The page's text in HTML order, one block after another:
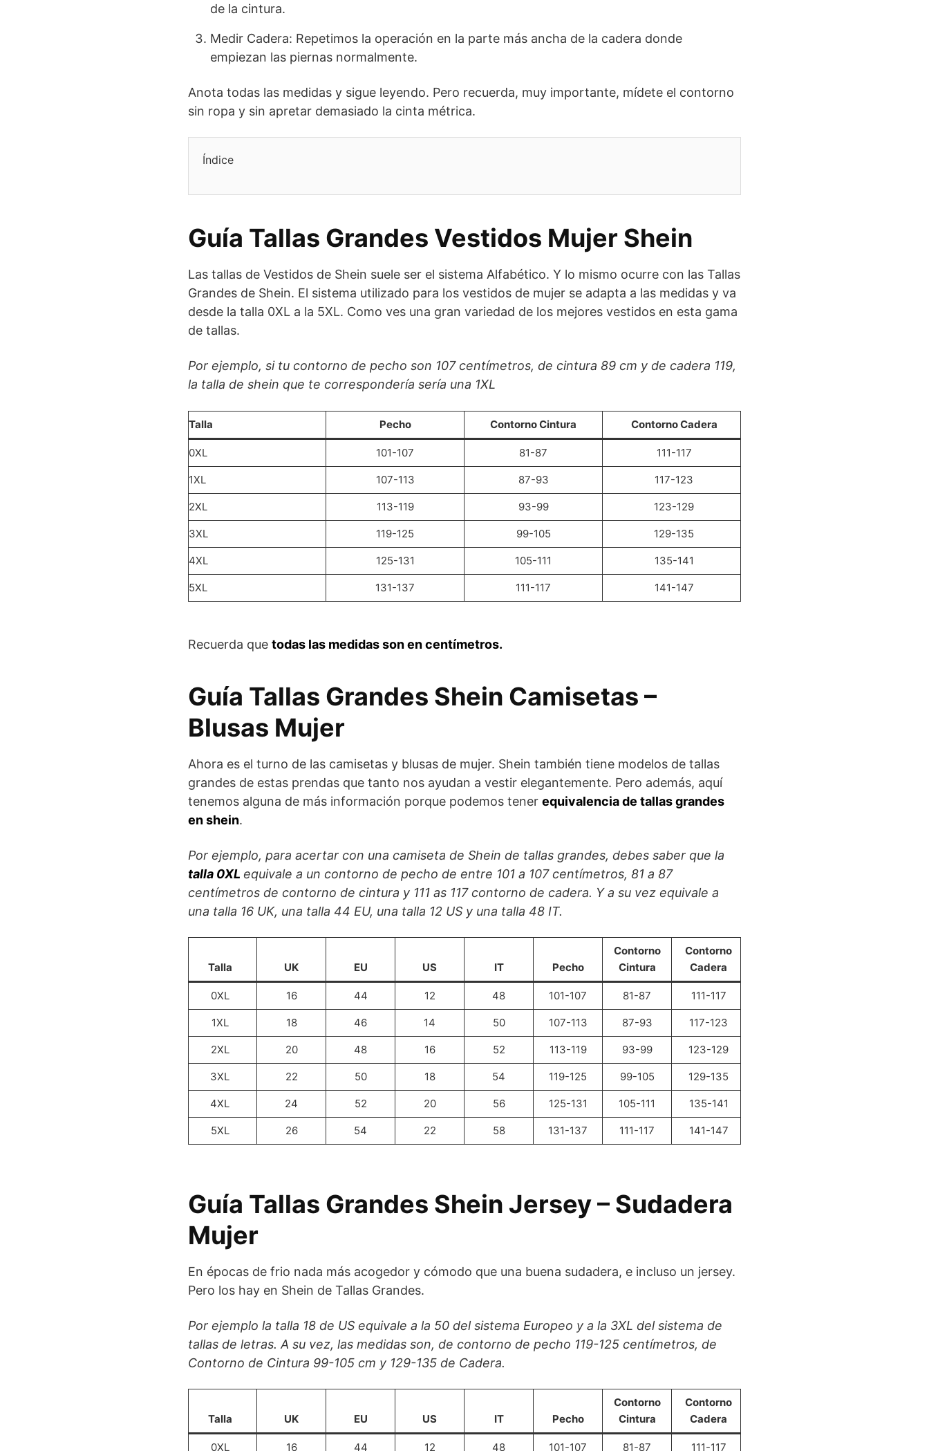
de la cintura.
Medir Cadera: Repetimos la operación en la parte más ancha de la cadera donde
empiezan las piernas normalmente.
Anota todas las medidas y sigue leyendo. Pero recuerda, muy importante, mídete el contorno
sin ropa y sin apretar demasiado la cinta métrica.
Índice
Guía Tallas Grandes Vestidos Mujer Shein
Las tallas de Vestidos de Shein suele ser el sistema Alfabético. Y lo mismo ocurre con las Tallas
Grandes de Shein. El sistema utilizado para los vestidos de mujer se adapta a las medidas y va
desde la talla 0XL a la 5XL. Como ves una gran variedad de los mejores vestidos en esta gama
de tallas.
Por ejemplo, si tu contorno de pecho son 107 centímetros, de cintura 89 cm y de cadera 119,
la talla de shein que te correspondería sería una 1XL
Talla Pecho Contorno Cintura Contorno Cadera
0XL 101-107 81-87 111-117
1XL 107-113 87-93 117-123
2XL 113-119 93-99 123-129
3XL 119-125 99-105 129-135
4XL 125-131 105-111 135-141
5XL 131-137 111-117 141-147
Recuerda que todas las medidas son en centímetros.
Guía Tallas Grandes Shein Camisetas –
Blusas Mujer
Ahora es el turno de las camisetas y blusas de mujer. Shein también tiene modelos de tallas
grandes de estas prendas que tanto nos ayudan a vestir elegantemente. Pero además, aquí
tenemos alguna de más información porque podemos tener equivalencia de tallas grandes
en shein.
Por ejemplo, para acertar con una camiseta de Shein de tallas grandes, debes saber que la
talla 0XL equivale a un contorno de pecho de entre 101 a 107 centímetros, 81 a 87
centímetros de contorno de cintura y 111 as 117 contorno de cadera. Y a su vez equivale a
una talla 16 UK, una talla 44 EU, una talla 12 US y una talla 48 IT.
Talla UK EU US IT Pecho
Contorno
Cintura
Contorno
Cadera
0XL 16 44 12 48 101-107 81-87 111-117
1XL 18 46 14 50 107-113 87-93 117-123
2XL 20 48 16 52 113-119 93-99 123-129
3XL 22 50 18 54 119-125 99-105 129-135
4XL 24 52 20 56 125-131 105-111 135-141
5XL 26 54 22 58 131-137 111-117 141-147
Guía Tallas Grandes Shein Jersey – Sudadera
Mujer
En épocas de frio nada más acogedor y cómodo que una buena sudadera, e incluso un jersey.
Pero los hay en Shein de Tallas Grandes.
Por ejemplo la talla 18 de US equivale a la 50 del sistema Europeo y a la 3XL del sistema de
tallas de letras. A su vez, las medidas son, de contorno de pecho 119-125 centímetros, de
Contorno de Cintura 99-105 cm y 129-135 de Cadera.
Talla UK EU US IT Pecho
Contorno
Cintura
Contorno
Cadera
0XL 16 44 12 48 101-107 81-87 111-117